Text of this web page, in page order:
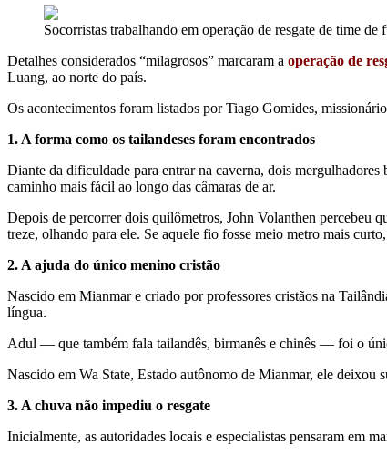
Socorristas trabalhando em operação de resgate de time
Detalhes considerados “milagrosos” marcaram a operação de
Luang, ao norte do país.
Os acontecimentos foram listados por Tiago Gomides,
1. A forma como os tailandeses foram encontrados
Diante da dificuldade para entrar na caverna, dois
caminho mais fácil ao longo das câmaras de ar.
Depois de percorrer dois quilômetros, John Volanthen percebeu
treze, olhando para ele. Se aquele fio fosse meio metro mais
2. A ajuda do único menino cristão
Nascido em Mianmar e criado por professores cristãos na
língua.
Adul — que também fala tailandês, birmanês e chinês — foi o
Nascido em Wa State, Estado autônomo de Mianmar, ele deixou
3. A chuva não impediu o resgate
Inicialmente, as autoridades locais e especialistas pensaram em